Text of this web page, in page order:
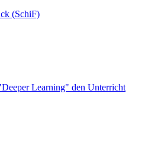
(SchiF)
Learning" den Unterricht